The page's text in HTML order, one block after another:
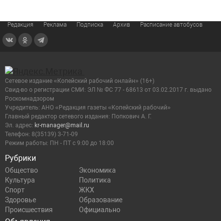
Редакция Реклама Подписка Архив Расписание автобусов
Рубрики
Общество
Экономика
Культура
Политика
Спорт
ЖКХ
Здоровье
Образование
Происшествия
Официально
Сетевое издание «Копейский рабочий онлайн» (16+)
Cвид-во о регистрации СМИ: ЭЛ № ФС 77 - 68613 от 03.02.2017 г. выдано
Роскомнадзором
Учредитель: АНО «Редакция газеты «Копейский рабочий»
Главный редактор сетевого издания: Попкович А. Г.
Эл. адрес: kr-manager@mail.ru
Телефон: 8(35139) 3-71-09
Режим работы: ПН - ПТ с 9:00 до 18:00